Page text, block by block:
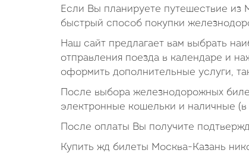
Если Вы планируете путешествие
быстрый способ покупки
Наш сайт предлагает вам выбрать
отправления поезда в календаре и
оформить дополнительные услуги,
После выбора железнодорожных
электронные кошельки и наличные
После оплаты Вы получите
Купить жд билеты Москва-Казань